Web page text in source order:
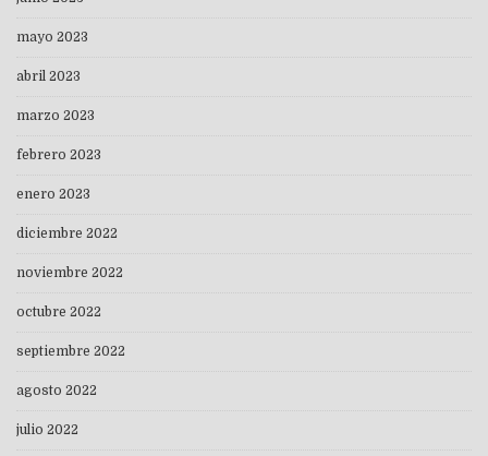
mayo 2023
abril 2023
marzo 2023
febrero 2023
enero 2023
diciembre 2022
noviembre 2022
octubre 2022
septiembre 2022
agosto 2022
julio 2022